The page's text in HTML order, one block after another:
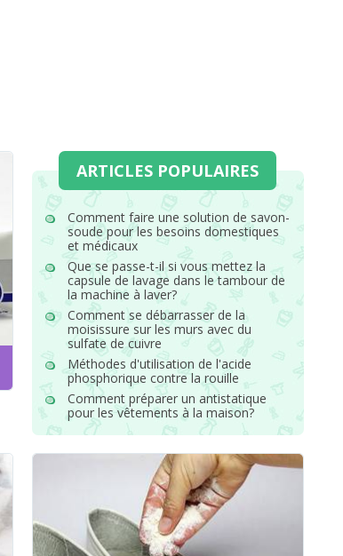
ARTICLES POPULAIRES
Comment faire une solution de savon-
soude pour les besoins domestiques
et médicaux
Que se passe-t-il si vous mettez la
capsule de lavage dans le tambour de
la machine à laver?
Comment se débarrasser de la
moisissure sur les murs avec du
sulfate de cuivre
Méthodes d'utilisation de l'acide
phosphorique contre la rouille
Comment préparer un antistatique
pour les vêtements à la maison?